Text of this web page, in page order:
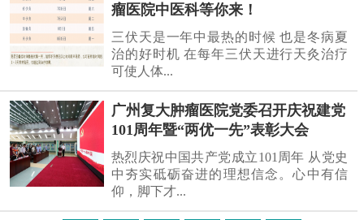
瘤医院中医科等你来！
三伏天是一年中最热的时候 也是冬病夏
治的好时机 在每年三伏天进行天灸治疗
可使人体...
广州复大肿瘤医院党委召开庆祝建党
101周年暨“两优一先”表彰大会
热烈庆祝中国共产党成立101周年 从党史
中夯实砥砺奋进的理想信念。心中有信
仰，脚下才...